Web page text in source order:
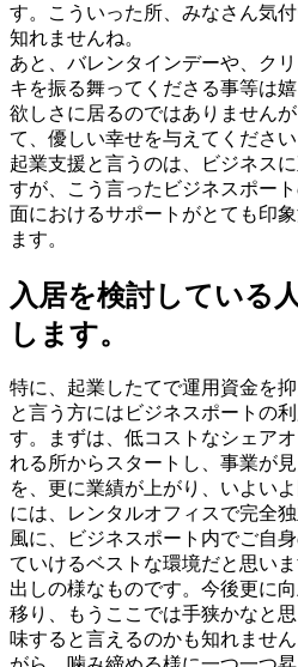
す。こういった所、みなさん気
知れませんね。
あと、バレンタインデーや、ク
キを振る舞ってくださる事等は
欲しさに居るのではありません
て、優しい幸せを与えてください
起業支援と言うのは、ビジネス
すが、こう言ったビジネスポー
面におけるサポートがとても印
ます。
入居を検討している
します。
特に、起業したてで運用資金を
と言う方にはビジネスポートの
す。まずは、低コストなシェア
れる所からスタートし、事業が
を、更に業績が上がり、いよい
には、レンタルオフィスで完全
風に、ビジネスポート内でご自
ていけるベストな環境だと思い
出しの様なものです。今後更に
移り、もうここでは手狭かなと
味すると言えるのかも知れませ